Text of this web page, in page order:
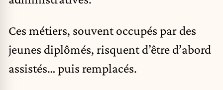
Ces métiers, souvent occupés par des
jeunes diplômés, risquent d’être d’abord
assistés… puis remplacés.